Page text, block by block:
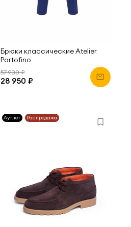
Брюки классические Atelier
Portofino
57 900 ₽
28 950 ₽
Аутлет Распродажа